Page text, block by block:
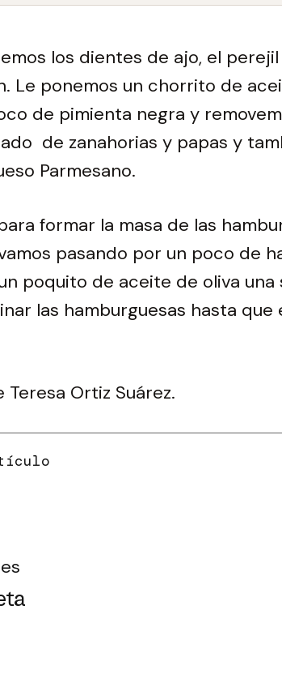
los dientes de ajo, el
Le ponemos un chorrito de
de pimienta negra y
de zanahorias y papas y
Parmesano.
formar la masa de las
pasando por un poco de
poquito de aceite de oliva una
las hamburguesas hasta que
Ortiz Suárez.